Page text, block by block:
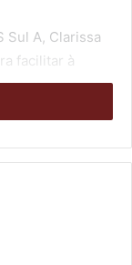
Sul A, Clarissa
facilitar à
vez que, para
esses
acesso à
pela web para
outros, então
pontuou.